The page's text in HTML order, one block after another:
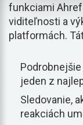
funkciami
viditeľnosti a
platformách.
jeden z
Sledovanie,
reakciách